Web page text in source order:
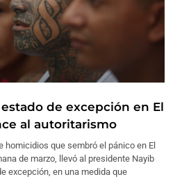
de excepción en El
al autoritarismo
homicidios que sembró el pánico en El
de marzo, llevó al presidente Nayib
excepción, en una medida que